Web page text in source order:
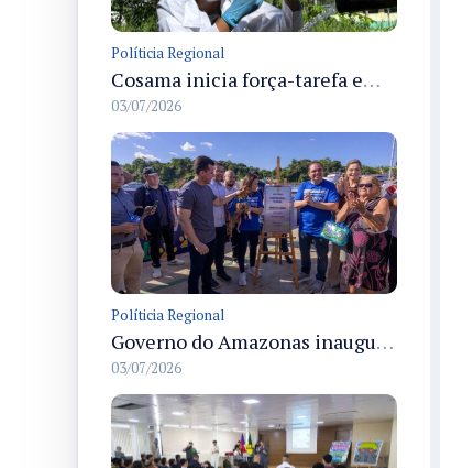
Políticia Regional
Cosama inicia força-tarefa em Anamã para fortalecer abastecimento de água e segurança hídrica da população
03/07/2026
Políticia Regional
Governo do Amazonas inaugura primeiro Castramóvel Fluvial para atendimento veterinário às comunidades ribeirinhas e castração gratuita
03/07/2026